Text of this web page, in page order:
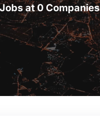
at 0 Companies